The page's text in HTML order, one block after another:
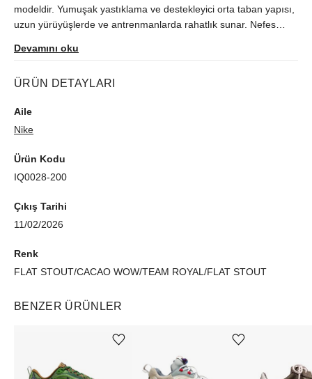
modeldir. Yumuşak yastıklama ve destekleyici orta taban yapısı,
uzun yürüyüşlerde ve antrenmanlarda rahatlık sunar. Nefes
dayanıklı dış taban zemin tutuşunu artırır. Flat Stout renk paleti,
Premium (W), şehirde, sporda ve günlük kullanımda yüksek
Devamını oku
ÜRÜN DETAYLARI
Aile
Nike
Ürün Kodu
IQ0028-200
Çıkış Tarihi
11/02/2026
Renk
FLAT STOUT/CACAO WOW/TEAM ROYAL/FLAT STOUT
BENZER ÜRÜNLER
Ürünü istek listesine ekle veya listeden çıkar Ürünü istek listesine ekle veya listeden çıkar